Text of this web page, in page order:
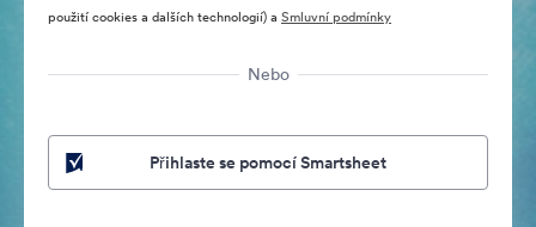
použití cookies a dalších technologií) a Smluvní podmínky
Nebo
Přihlaste se pomocí Smartsheet